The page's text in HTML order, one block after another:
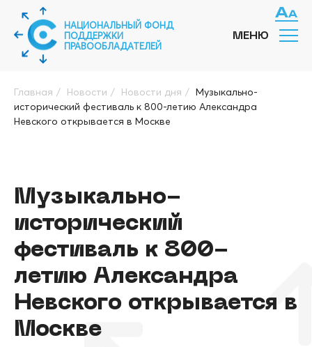
НАЦИОНАЛЬНЫЙ ФОНД
ПОДДЕРЖКИ
ПРАВООБЛАДАТЕЛЕЙ
МЕНЮ
Главная / Новости / Новости дня / Музыкально-
исторический фестиваль к 800-летию Александра
Невского открывается в Москве
Музыкально-
исторический
фестиваль к 800-
летию Александра
Невского открывается в
Москве